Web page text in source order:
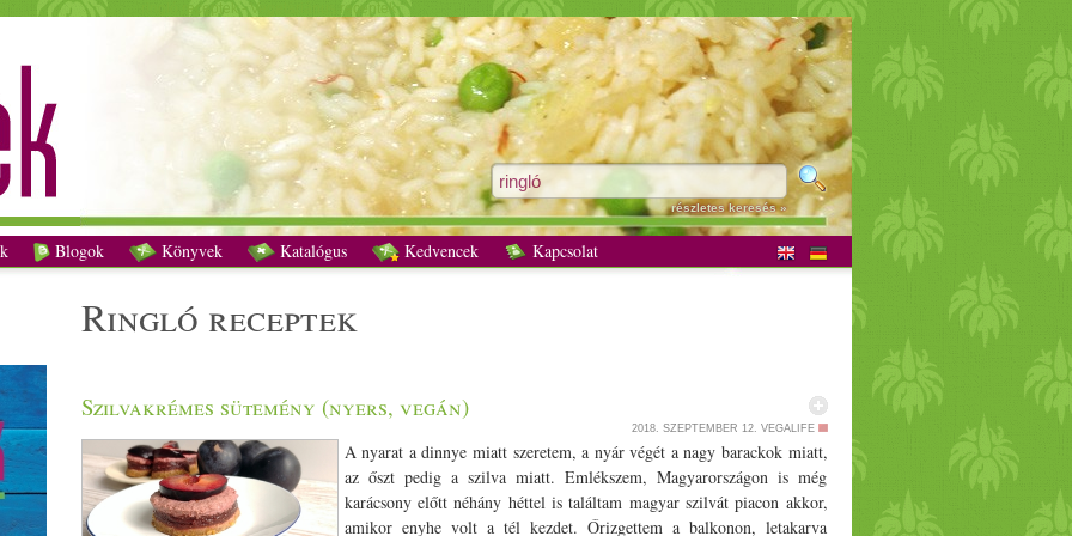
ringló receptek - Vegetáriánus receptek
részletes keresés »
Blogok Könyvek Katalógus Kedvencek Kapcsolat
ringló receptek
Szilvakrémes sütemény (nyers, vegán)
2018. SZEPTEMBER 12. VEGALIFE
A nyarat a dinnye miatt szeretem, a nyár végét a nagy barackok miatt,
az őszt pedig a szilva miatt. Emlékszem, Magyarországon is még
karácsony előtt néhány héttel is találtam magyar szilvát piacon akkor,
amikor enyhe volt a tél kezdet. Őrizgettem a balkonon, letakarva